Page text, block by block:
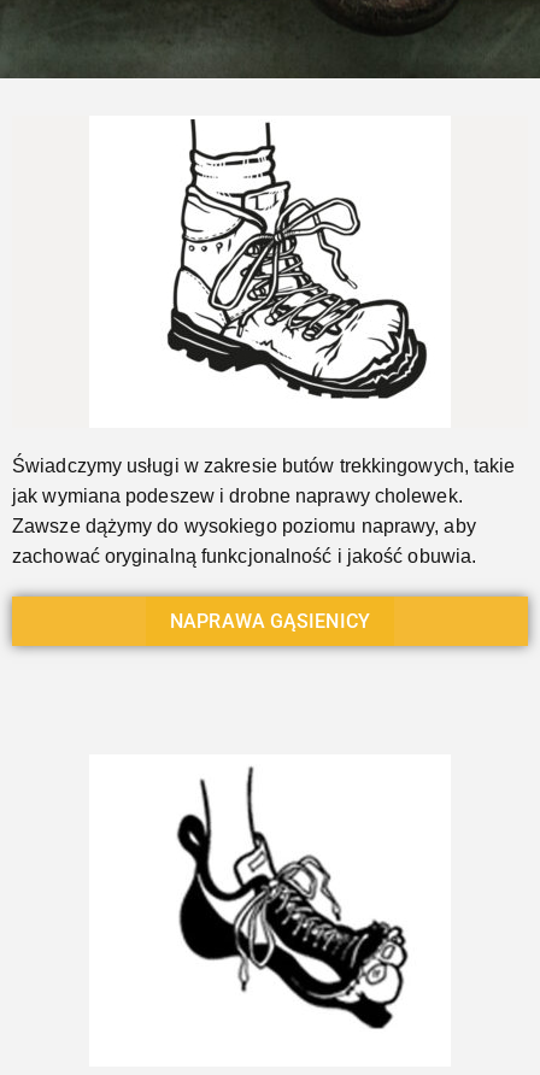
Naprawimy Twoje buty trekkingowe
Jeszcze...
Świadczymy usługi w zakresie butów trekkingowych, takie
jak wymiana podeszew i drobne naprawy cholewek.
Zawsze dążymy do wysokiego poziomu naprawy, aby
zachować oryginalną funkcjonalność i jakość obuwia.
NAPRAWA GĄSIENICY